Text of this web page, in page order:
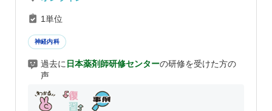
1単位
神経内科
過去に 日本薬剤師研修センターの研修を受けた方の
声